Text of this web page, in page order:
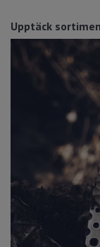
Upptäck